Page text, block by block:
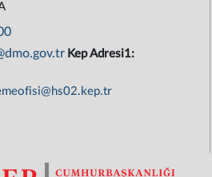
Kep Adresi1: